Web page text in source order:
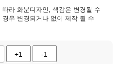
따라 화분디자인, 색감은 변경될 수
경우 변경되거나 없이 제작 될 수
+1 -1